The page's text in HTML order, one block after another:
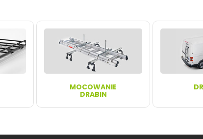
MOCOWANIE
DRABIN